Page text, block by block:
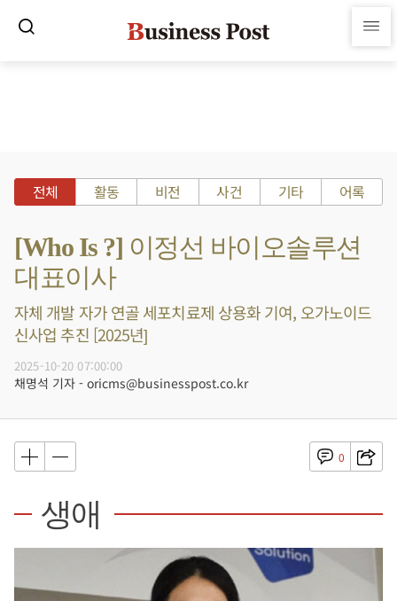
전체 활동 비전 사건 기타 어록
[Who Is ?] 이정선 바이오솔루션
대표이사
자체 개발 자가 연골 세포치료제 상용화 기여, 오가노이드
신사업 추진 [2025년]
2025-10-20 07:00:00
채명석 기자 - oricms@businesspost.co.kr
0
생애